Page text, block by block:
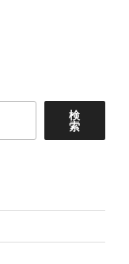
検
索